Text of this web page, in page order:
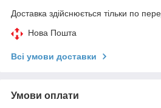
Доставка здійснюється тільки по
Нова Пошта
Всі умови доставки
Умови оплати